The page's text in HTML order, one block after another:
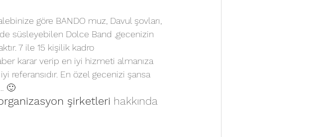
göre BANDO muz, Davul şovları,
süsleyebilen Dolce Band ,gecenizin
7 ile 15 kişilik kadro
karar verip en iyi hizmeti almanıza
iyi referansıdır. En özel gecenizi şansa
🙂
şirketleri hakkında